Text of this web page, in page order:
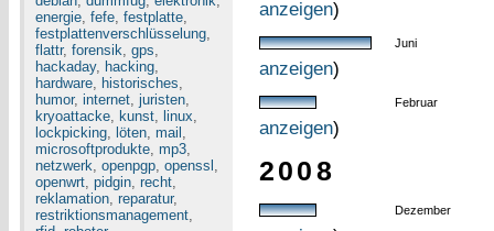
energie, fefe, festplatte,
festplattenverschlüsselung,
flattr, forensik, gps,
hackaday, hacking,
hardware, historisches,
humor, internet, juristen,
kryoattacke, kunst, linux,
lockpicking, löten, mail ,
microsoftprodukte, mp3,
netzwerk, openpgp, openssl ,
openwrt, pidgin, recht,
reklamation, reparatur,
restriktionsmanagement,
anzeigen)
Juni
anzeigen)
Februar
anzeigen)
2008
Dezember